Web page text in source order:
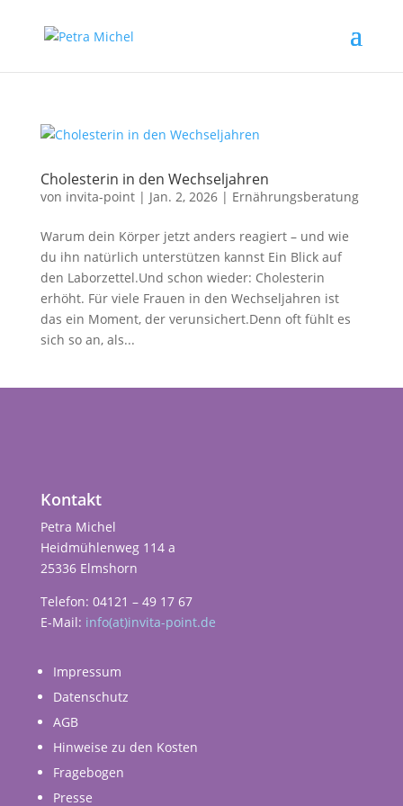
Cholesterin in den Wechseljahren
von invita-point| Jan. 2, 2026| Ernährungsberatung
Warum dein Körper jetzt anders reagiert – und wie
du ihn natürlich unterstützen kannst Ein Blick auf
den Laborzettel.Und schon wieder: Cholesterin
erhöht. Für viele Frauen in den Wechseljahren ist
das ein Moment, der verunsichert.Denn oft fühlt es
sich so an, als...
Kontakt
Petra Michel
Heidmühlenweg 114 a
25336 Elmshorn
Telefon: 04121 – 49 17 67
E-Mail: info(at)invita-point.de
Impressum
Datenschutz
AGB
Hinweise zu den Kosten
Fragebogen
Presse